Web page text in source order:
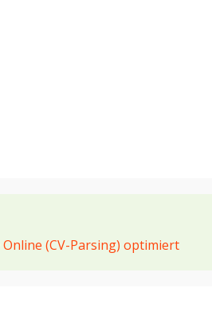
Online (CV-Parsing) optimiert